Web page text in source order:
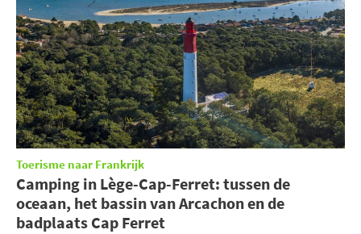
Toerisme naar Frankrijk
Camping in Lège-Cap-Ferret: tussen de
oceaan, het bassin van Arcachon en de
badplaats Cap Ferret